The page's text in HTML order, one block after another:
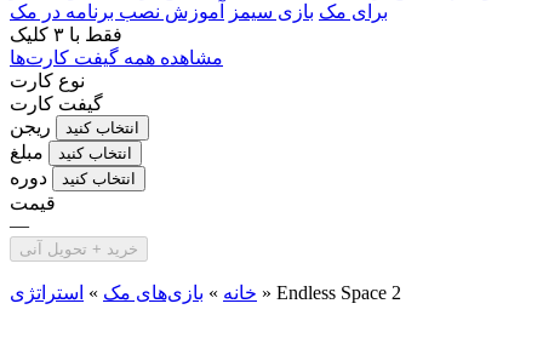
برای مک بازی سیمز
آموزش نصب برنامه در مک
فقط با ۳ کلیک
مشاهده همه گیفت کارت‌ها
نوع کارت
گیفت کارت
ریجن
انتخاب کنید
مبلغ انتخاب کنید
دوره انتخاب کنید
قیمت
—
خرید + تحویل آنی
خانه » بازی‌های مک » استراتژی » Endless Space 2